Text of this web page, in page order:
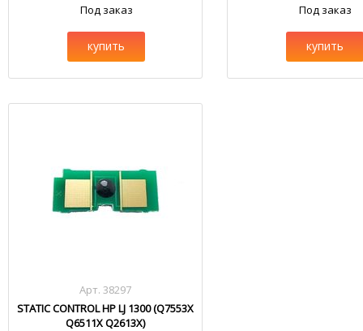
Под заказ
купить
Под заказ
купить
Арт. 38297
STATIC CONTROL HP LJ 1300 (Q7553X
Q6511X Q2613X)